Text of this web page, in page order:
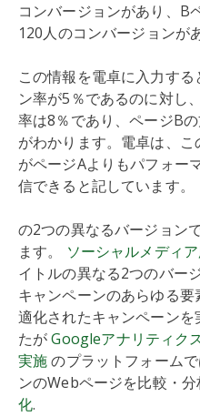
コンバージョンがあり、B
120人のコンバージョンが
この情報を電卓に入力す
ン率が5％であるのに対し
率は8％であり、ページB
がわかります。電卓は、
がページAよりもパフォー
信できると記しています。
の2つの異なるバージョン
ます。
ソーシャルメディ
イトルの異なる2つのバー
キャンペーンのあらゆる
適化されたキャンペーン
たがGoogleアナリティク
実施のプラットフォーム
ンのWebページを比較・分
化.